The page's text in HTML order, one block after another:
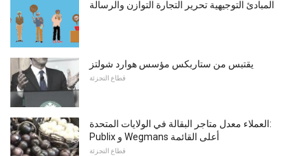
المبادئ التوجيهية تحرير التجارة التوازن والرسالة
يقتبس من ستاربكس مؤسس هوارد شولتز
قطاع التجزئة
العملاء معدل متاجر البقالة في الولايات المتحدة:
Publix و Wegmans أعلى القائمة
قطاع التجزئة